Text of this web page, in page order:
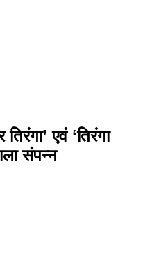
एवं ‘तिरंगा
संपन्न